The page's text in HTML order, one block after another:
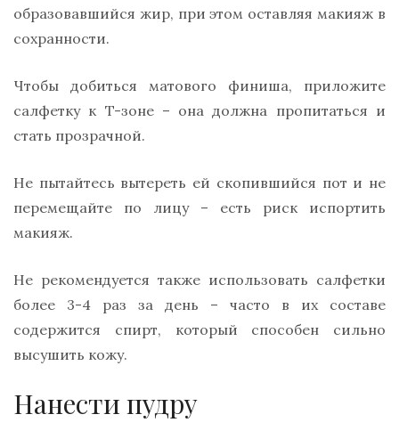
образовавшийся жир, при этом оставляя макияж в
сохранности.
Чтобы добиться матового финиша, приложите
салфетку к T-зоне – она должна пропитаться и
стать прозрачной.
Не пытайтесь вытереть ей скопившийся пот и не
перемещайте по лицу – есть риск испортить
макияж.
Не рекомендуется также использовать салфетки
более 3-4 раз за день – часто в их составе
содержится спирт, который способен сильно
высушить кожу.
Нанести пудру